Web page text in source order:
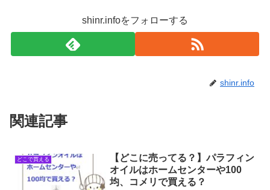
shinr.infoをフォローする
shinr.info
関連記事
どこで買える
【どこに売ってる？】パラフィン
オイルはホームセンターや100
均、コメリで買える？